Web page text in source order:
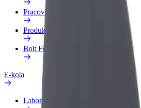
Pracovní profil
Produkty
Bolt Food pro Business
E-kola
Laboratoř bezpečnosti